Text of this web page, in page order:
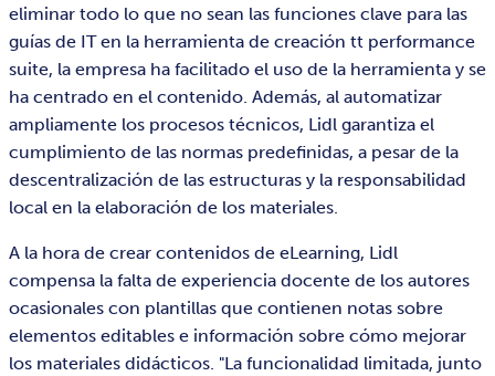
eliminar todo lo que no sean las funciones clave para las
guías de IT en la herramienta de creación tt performance
suite, la empresa ha facilitado el uso de la herramienta y se
ha centrado en el contenido. Además, al automatizar
ampliamente los procesos técnicos, Lidl garantiza el
cumplimiento de las normas predefinidas, a pesar de la
descentralización de las estructuras y la responsabilidad
local en la elaboración de los materiales.
A la hora de crear contenidos de eLearning, Lidl
compensa la falta de experiencia docente de los autores
ocasionales con plantillas que contienen notas sobre
elementos editables e información sobre cómo mejorar
los materiales didácticos. "La funcionalidad limitada, junto